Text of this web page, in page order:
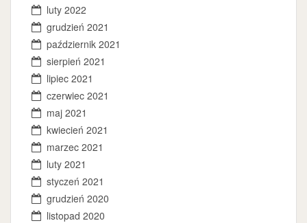
luty 2022
grudzień 2021
październik 2021
sierpień 2021
lipiec 2021
czerwiec 2021
maj 2021
kwiecień 2021
marzec 2021
luty 2021
styczeń 2021
grudzień 2020
listopad 2020